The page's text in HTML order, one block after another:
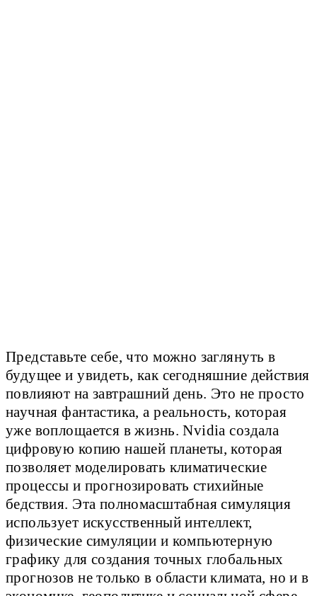
Представьте себе, что можно заглянуть в
будущее и увидеть, как сегодняшние действия
повлияют на завтрашний день. Это не просто
научная фантастика, а реальность, которая
уже воплощается в жизнь. Nvidia создала
цифровую копию нашей планеты, которая
позволяет моделировать климатические
процессы и прогнозировать стихийные
бедствия. Эта полномасштабная симуляция
использует искусственный интеллект,
физические симуляции и компьютерную
графику для создания точных глобальных
прогнозов не только в области климата, но и в